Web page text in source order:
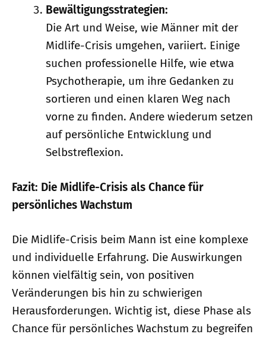
Bewältigungsstrategien:
Die Art und Weise, wie Männer mit der
Midlife-Crisis umgehen, variiert. Einige
suchen professionelle Hilfe, wie etwa
Psychotherapie, um ihre Gedanken zu
sortieren und einen klaren Weg nach
vorne zu finden. Andere wiederum setzen
auf persönliche Entwicklung und
Selbstreflexion.
Fazit: Die Midlife-Crisis als Chance für
persönliches Wachstum
Die Midlife-Crisis beim Mann ist eine komplexe
und individuelle Erfahrung. Die Auswirkungen
können vielfältig sein, von positiven
Veränderungen bis hin zu schwierigen
Herausforderungen. Wichtig ist, diese Phase als
Chance für persönliches Wachstum zu begreifen